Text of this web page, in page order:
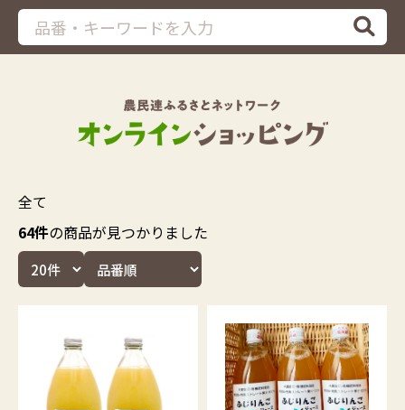
全て
64件の商品が見つかりました